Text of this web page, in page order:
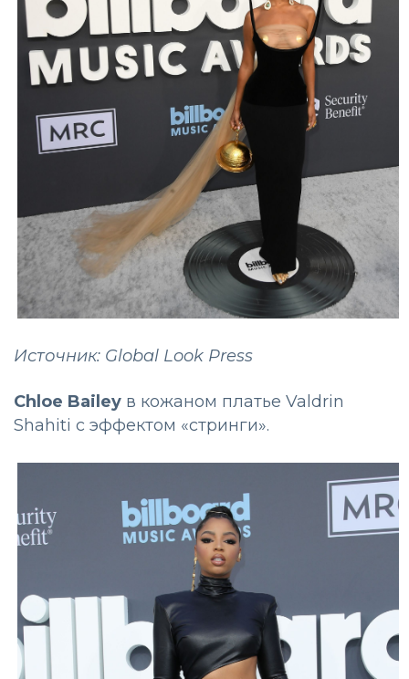
Источник: Global Look Press
Chloe Bailey в кожаном платье Valdrin
Shahiti с эффектом «стринги».